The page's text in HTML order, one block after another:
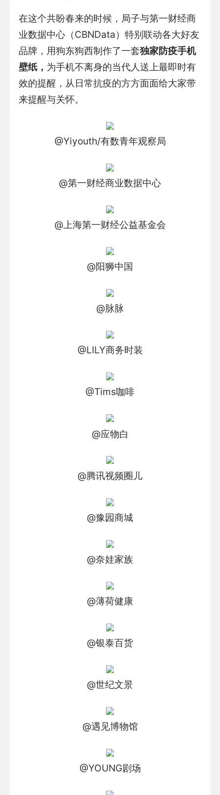
在这个共盼春来的时候，局子与第一财经商
业数据中心（CBNData）特别联动各大好友
品牌，用狗东狗西制作了一套独家防疫手机
壁纸， 为手机不离身的当代人送上最即时有
效的提醒，从日常抗疫的方方面面给大家带
来提醒与关怀。
@Yiyouth/有数青年观察局
@第一财经商业数据中心
@上海第一财经公益基金会
@阳狮中国
@脉脉
@LILY商务时装
@Tims咖啡
@应物白
@腾讯视频圈儿
@豫园商城
@奈娃家族
@薄荷健康
@银泰百货
@世纪文景
@遇见博物馆
@YOUNG剧场